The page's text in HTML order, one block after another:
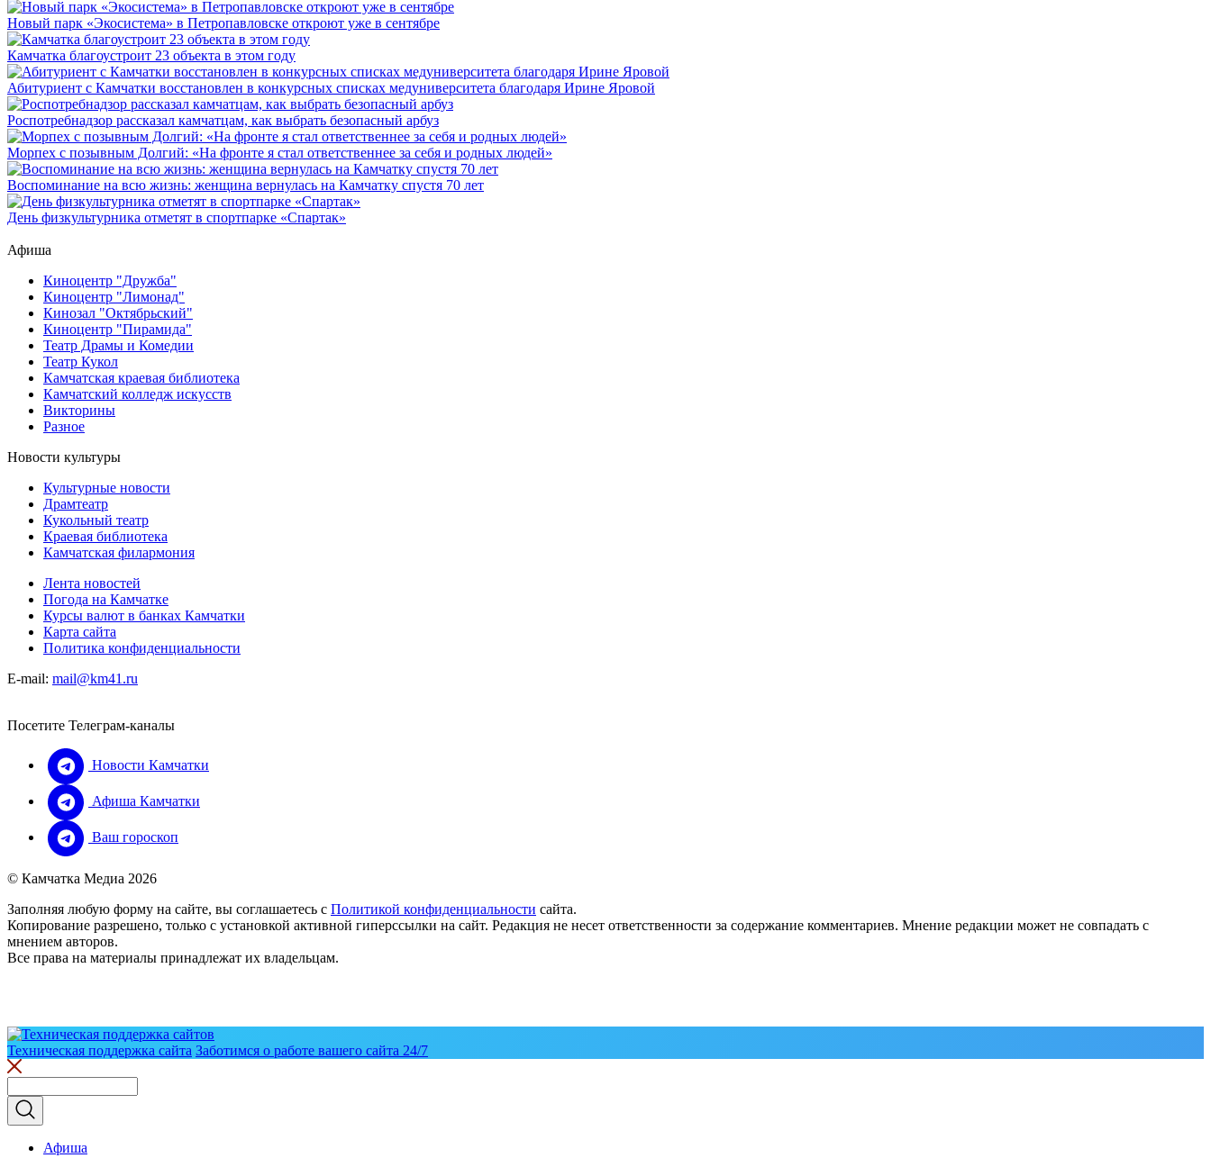
Новый парк «Экосистема» в Петропавловске откроют уже в сентябре
Камчатка благоустроит 23 объекта в этом году
Абитуриент с Камчатки восстановлен в конкурсных списках медуниверситета благодаря Ирине Яровой
Роспотребнадзор рассказал камчатцам, как выбрать безопасный арбуз
Морпех с позывным Долгий: «На фронте я стал ответственнее за себя и родных людей»
Воспоминание на всю жизнь: женщина вернулась на Камчатку спустя 70 лет
День физкультурника отметят в спортпарке «Спартак»
Афиша
Киноцентр "Дружба"
Киноцентр "Лимонад"
Кинозал "Октябрьский"
Киноцентр "Пирамида"
Театр Драмы и Комедии
Театр Кукол
Камчатская краевая библиотека
Камчатский колледж искусств
Викторины
Разное
Новости культуры
Культурные новости
Драмтеатр
Кукольный театр
Краевая библиотека
Камчатская филармония
Лента новостей
Погода на Камчатке
Курсы валют в банках Камчатки
Карта сайта
Политика конфиденциальности
E-mail: mail@km41.ru
Посетите Телеграм-каналы
Новости Камчатки
Афиша Камчатки
Ваш гороскоп
© Камчатка Медиа 2026
Заполняя любую форму на сайте, вы соглашаетесь с Политикой конфиденциальности сайта.
Копирование разрешено, только с установкой активной гиперссылки на сайт. Редакция не несет ответственности за содержание комментариев. Мнение редакции может не совпадать с
мнением авторов.
Все права на материалы принадлежат их владельцам.
Техническая поддержка сайта Заботимся о работе вашего сайта 24/7
Афиша